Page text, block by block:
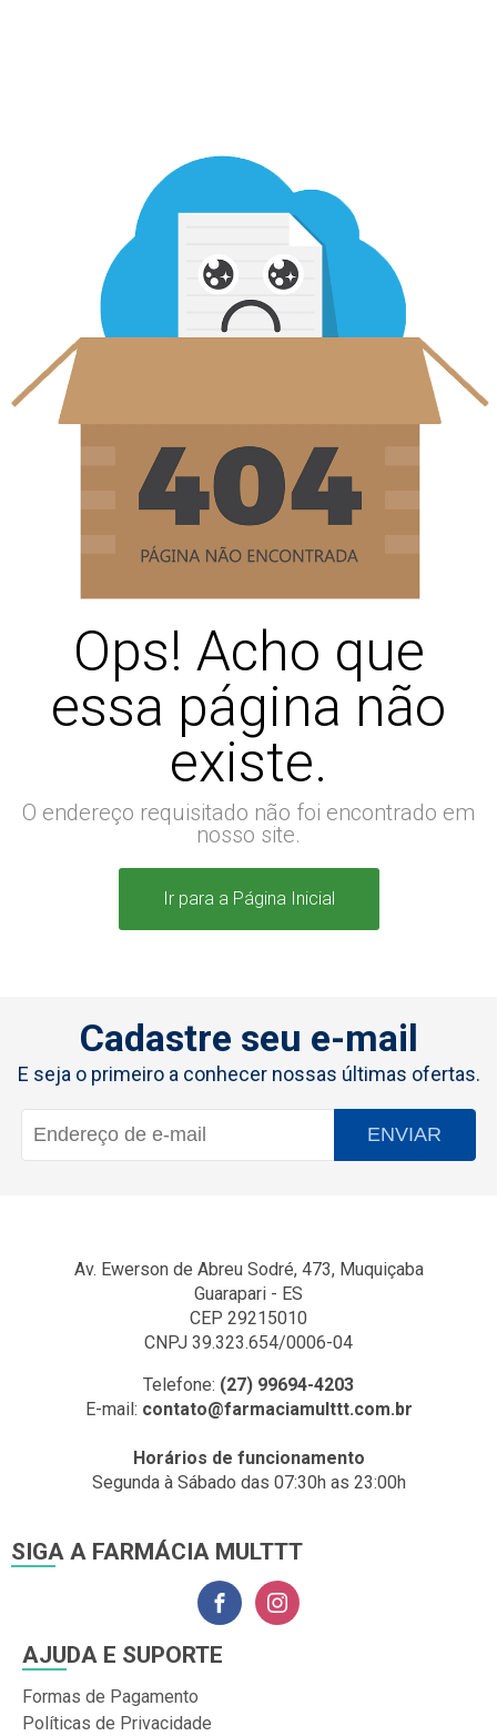
Ops! Acho que
essa página não
existe.
O endereço requisitado não foi encontrado em
nosso site.
Ir para a Página Inicial
Cadastre seu e-mail
E seja o primeiro a conhecer nossas últimas ofertas.
ENVIAR
Av. Ewerson de Abreu Sodré, 473, Muquiçaba
Guarapari - ES
CEP 29215010
CNPJ 39.323.654/0006-04
Telefone: (27) 99694-4203
E-mail: contato@farmaciamulttt.com.br
Horários de funcionamento
Segunda à Sábado das 07:30h as 23:00h
SIGA A FARMÁCIA MULTTT
AJUDA E SUPORTE
Formas de Pagamento
Políticas de Privacidade